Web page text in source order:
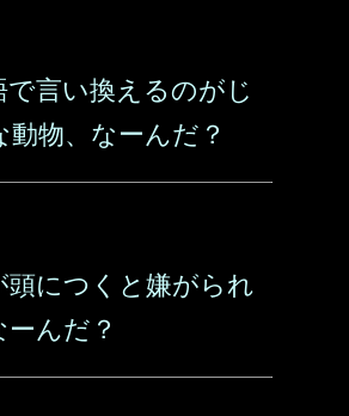
で言い換えるのがじ
動物、なーんだ？
頭につくと嫌がられ
んだ？